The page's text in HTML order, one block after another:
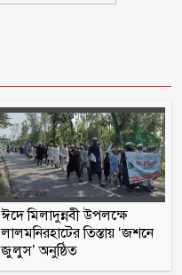
ঈদে মিলাদুন্নবী উপলক্ষে
লালমনিরহাটের তিস্তায় ‘জশনে
জুলুস’ অনুষ্ঠিত